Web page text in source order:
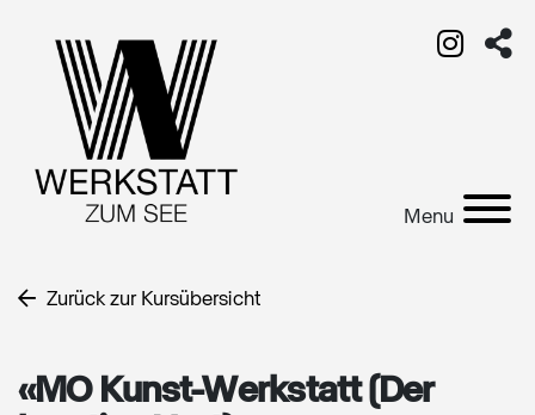
Menu
Zurück zur Kursübersicht
«MO Kunst-Werkstatt (Der